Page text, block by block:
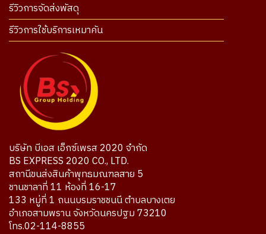
รีวิวการจัดส่งพัสดุ
รีวิวการใช้บริการเหมาคัน
บริษัท บีเอส เอ็กซ์เพรส 2020 จำกัด
BS EXPRESS 2020 CO., LTD.
สถานีขนส่งสินค้าพุทธมณฑลสาย 5
ชานชาลาที่ 11 ห้องที่ 16-17
133 หมู่ที่ 1 ถนนบรมราชชนนี ตำบลบางเตย
อำเภอสามพราน จังหวัดนครปฐม 73210
โทร.02-114-8855